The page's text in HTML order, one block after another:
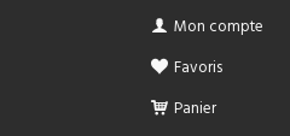
Mon compte
Favoris
Panier